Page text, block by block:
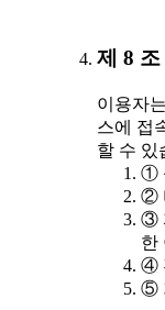
제 8
이용자
스에 접
할 수 있
①
②
③
한
④
⑤